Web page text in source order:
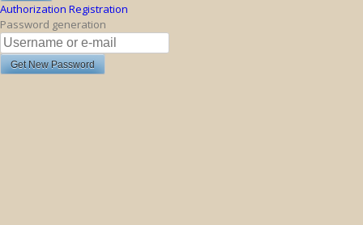
Authorization Registration
Password generation